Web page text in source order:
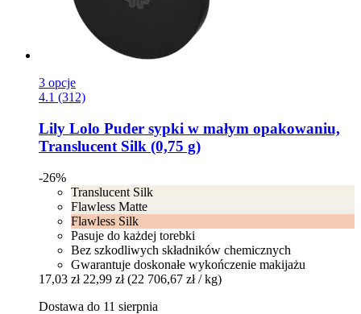
3 opcje
4.1 (312)
Lily Lolo Puder sypki w małym opakowaniu,
Translucent Silk (0,75 g)
-26%
Translucent Silk
Flawless Matte
Flawless Silk
Pasuje do każdej torebki
Bez szkodliwych składników chemicznych
Gwarantuje doskonałe wykończenie makijażu
17,03 zł 22,99 zł (22 706,67 zł / kg)
Dostawa do 11 sierpnia